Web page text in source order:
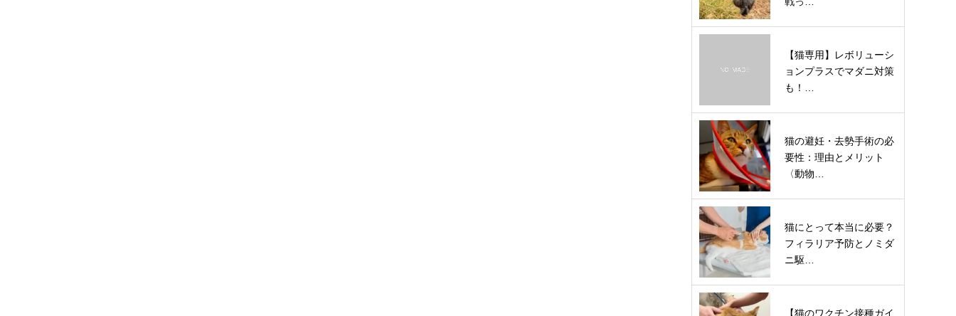
【猫専用】レボリューシ
ョンプラスでマダニ対策
も！…
猫の避妊・去勢手術の必
要性：理由とメリット
〈動物…
猫にとって本当に必要？
フィラリア予防とノミダ
ニ駆…
【猫のワクチン接種ガイ